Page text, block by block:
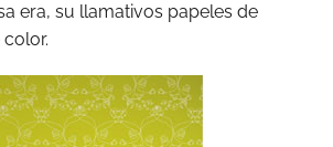
era, su llamativos papeles de